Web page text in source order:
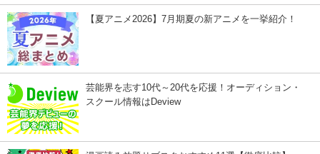
【夏アニメ2026】7月期夏の新アニメを一挙紹介！
芸能界を志す10代～20代を応援！オーディション・
スクール情報はDeview